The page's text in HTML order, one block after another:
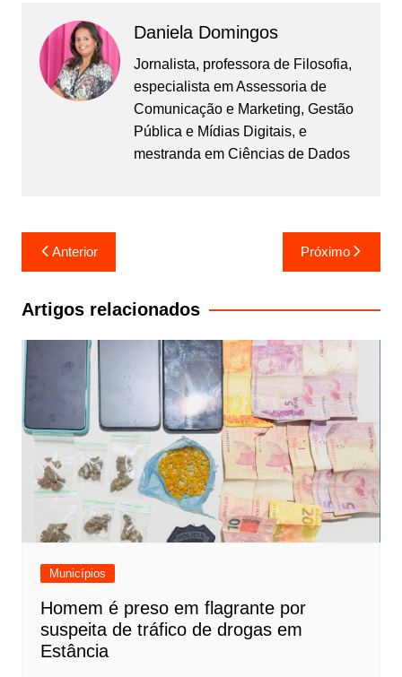
Daniela Domingos
Jornalista, professora de Filosofia,
especialista em Assessoria de
Comunicação e Marketing, Gestão
Pública e Mídias Digitais, e
mestranda em Ciências de Dados
Navegação
de
Post
Anterior Próximo
Artigos relacionados
Municípios
Homem é preso em flagrante por
suspeita de tráfico de drogas em
Estância